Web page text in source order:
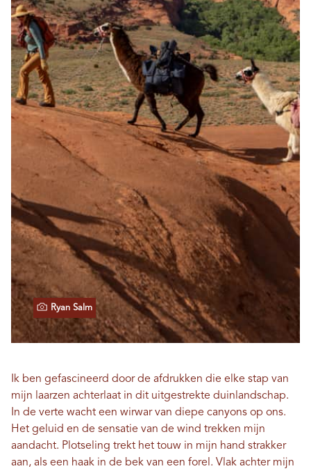
Ryan Salm
Ik ben gefascineerd door de afdrukken die elke stap van
mijn laarzen achterlaat in dit uitgestrekte duinlandschap.
In de verte wacht een wirwar van diepe canyons op ons.
Het geluid en de sensatie van de wind trekken mijn
aandacht. Plotseling trekt het touw in mijn hand strakker
aan, als een haak in de bek van een forel. Vlak achter mijn